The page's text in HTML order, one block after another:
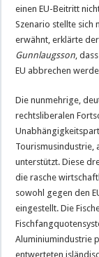
einen EU-Beitritt
Szenario stellte sich
erwähnt, erklärte
Gunnlaugsson,
EU abbrechen
Die nunmehrige,
rechtsliberalen
Tourismusindustrie,
unterstützt. Diese
die rasche
sowohl gegen den
eingestellt. Die
Aluminiumindustrie
entwerteten